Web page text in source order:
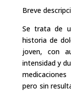
Breve
Se trata de
historia de
joven, con
intensidad y
pero sin